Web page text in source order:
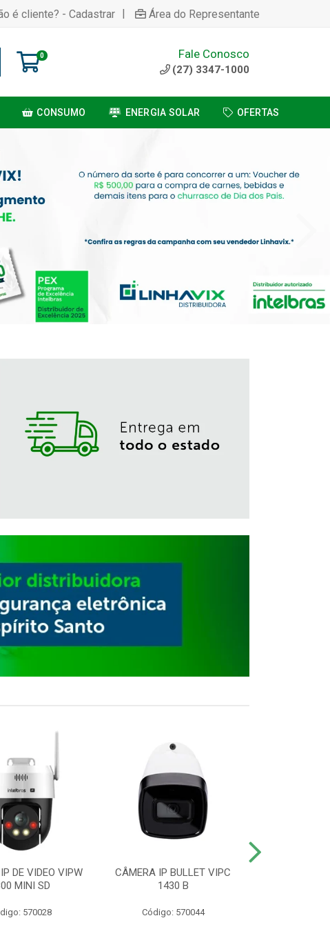
é cliente? - Cadastrar | Área do Representante
0 Fale Conosco
(27) 3347-1000
CONSUMO ENERGIA SOLAR OFERTAS
DE VIDEO VIPW
MINI SD
570028
CÂMERA IP BULLET VIPC
1430 B
Código: 570044